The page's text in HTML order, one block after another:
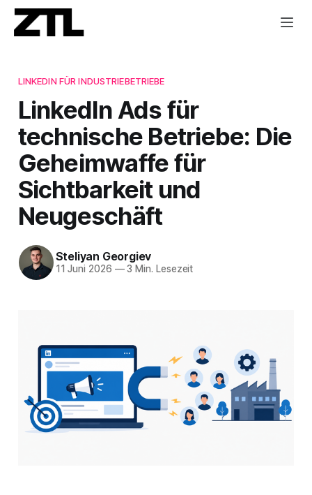
LINKEDIN FÜR INDUSTRIEBETRIEBE
LinkedIn Ads für
technische Betriebe: Die
Geheimwaffe für
Sichtbarkeit und
Neugeschäft
Steliyan Georgiev
11 Juni 2026 —3 Min. Lesezeit